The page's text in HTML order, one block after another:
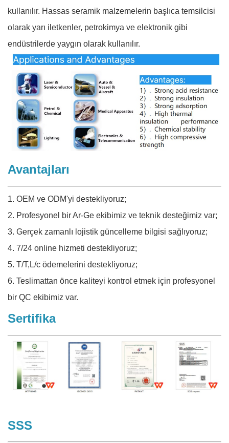
kullanılır. Hassas seramik malzemelerin başlıca temsilcisi
olarak yarı iletkenler, petrokimya ve elektronik gibi
endüstrilerde yaygın olarak kullanılır.
Avantajları
1. OEM ve ODM'yi destekliyoruz;
2. Profesyonel bir Ar-Ge ekibimiz ve teknik desteğimiz var;
3. Gerçek zamanlı lojistik güncelleme bilgisi sağlıyoruz;
4. 7/24 online hizmeti destekliyoruz;
5. T/T,L/c ödemelerini destekliyoruz;
6. Teslimattan önce kaliteyi kontrol etmek için profesyonel
bir QC ekibimiz var.
Sertifika
SSS